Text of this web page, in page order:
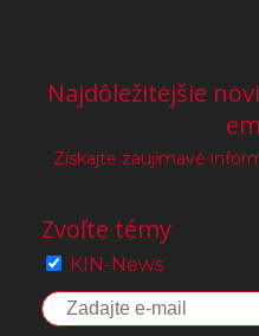
Najdôležitejšie
Získajte zaujímavé
Zvoľte témy
KIN-News